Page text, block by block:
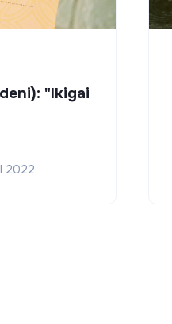
"Ikigai
2022